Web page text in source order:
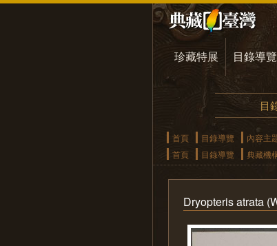
珍藏特展 目錄導覽
目
首頁 目錄導覽 內容主
首頁
目錄導覽 典藏機
Dryopteris atrata